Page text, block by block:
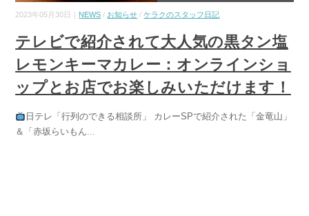
2023年05月30日｜ NEWS / お知らせ /ケラクのスタッフ日記
テレビで紹介されて大人気の黒タン塩
レモンキーマカレー：オンラインショ
ップとお店でお楽しみいただけます！
日テレ「行列のできる相談所」 カレーSPで紹介された「金竜山」
＆「赤坂らいもん...